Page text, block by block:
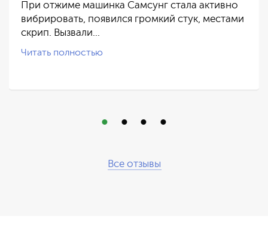
При отжиме машинка Самсунг стала активно
вибрировать, появился громкий стук, местами
скрип. Вызвали…
Читать полностью
Все отзывы